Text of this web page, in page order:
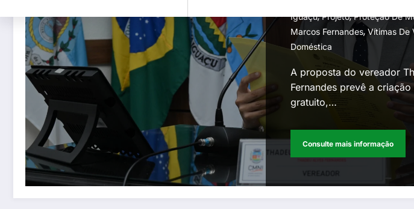
doméstica
Iguaçu,Projeto,Proteção De
Marcos Fernandes,Vítimas De
Doméstica
A proposta do vereador
Fernandes prevê a
gratuito,…
Consulte mais informação